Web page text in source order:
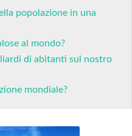
popolazione in una
al mondo?
di abitanti sul nostro
mondiale?